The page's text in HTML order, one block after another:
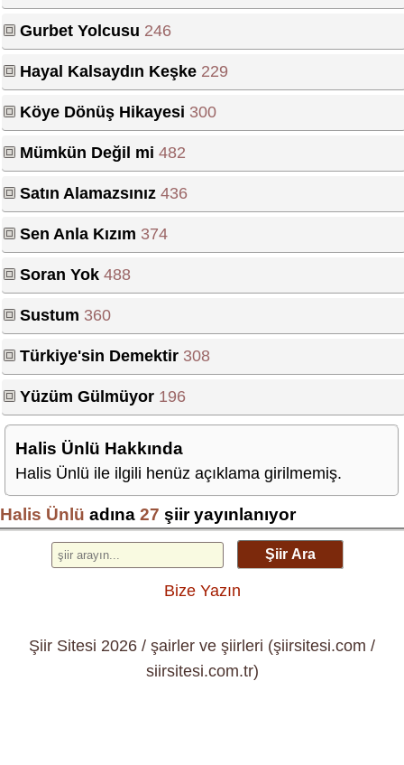
Gurbet Yolcusu 246
Hayal Kalsaydın Keşke 229
Köye Dönüş Hikayesi 300
Mümkün Değil mi 482
Satın Alamazsınız 436
Sen Anla Kızım 374
Soran Yok 488
Sustum 360
Türkiye'sin Demektir 308
Yüzüm Gülmüyor 196
Halis Ünlü Hakkında
Halis Ünlü ile ilgili henüz açıklama girilmemiş.
Halis Ünlü adına 27 şiir yayınlanıyor
Şiir Ara
Bize Yazın
Şiir Sitesi 2026 / şairler ve şiirleri (şiirsitesi.com /
siirsitesi.com.tr)